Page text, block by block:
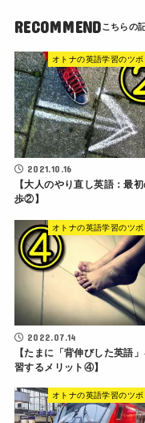
RECOMMEND
オトナの英語学習のツボ
2021.10.16
【大人のやり直し英語：最
歩②】
オトナの英語学習のツボ
2022.07.14
【たまに「背伸びした英語
習するメリット④】
オトナの英語学習のツボ